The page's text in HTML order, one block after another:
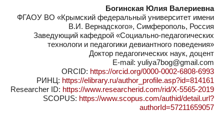
Богинская Юлия Валериевна
ФГАОУ ВО «Крымский федеральный университет имени
В.И. Вернадского», Симферополь, Россия
Заведующий кафедрой «Социально-педагогических
технологи и педагогики девиантного поведения»
Доктор педагогических наук, доцент
E-mail: yuliya7bog@gmail.com
ORCID: https://orcid.org/0000-0002-6808-6993
РИНЦ: https://elibrary.ru/author_profile.asp?id=814161
Researcher ID: https://www.researcherid.com/rid/X-5565-2019
SCOPUS: https://www.scopus.com/authid/detail.url?
authorId=57211659057